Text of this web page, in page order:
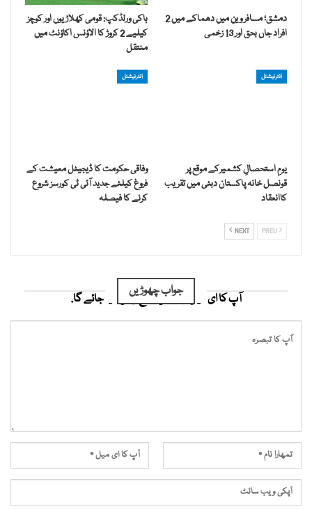
دمشق؛ مسافر وین میں دھماکے میں 2
افراد جاں بحق اور 13 زخمی
ہاکی ورلڈکپ: قومی کھلاڑیوں اور کوچز
کیلیے 2 کروڑ کا الاؤنس اکاؤنٹ میں
منتقل
انٹرنیشنل
یومِ استحصالِ کشمیرکے موقع پر
قونصل خانہ پاکستان دبئی میں تقریب
کاانعقاد
انٹرنیشنل
وفاقی حکومت کا ڈیجیٹل معیشت کے
فروغ کیلئے جدید آئی ٹی کورسز شروع
کرنے کا فیصلہ
NEXT
جواب چھوڑیں
آپ کا ای میل ایڈریس شائع نہیں کیا جائے گا.